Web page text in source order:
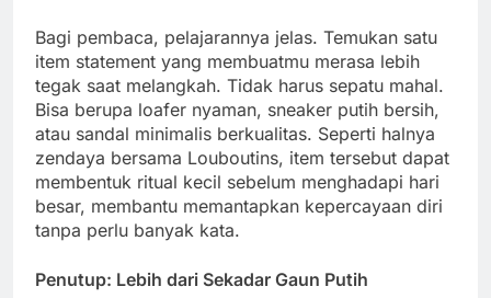
Bagi pembaca, pelajarannya jelas. Temukan satu
item statement yang membuatmu merasa lebih
tegak saat melangkah. Tidak harus sepatu mahal.
Bisa berupa loafer nyaman, sneaker putih bersih,
atau sandal minimalis berkualitas. Seperti halnya
zendaya bersama Louboutins, item tersebut dapat
membentuk ritual kecil sebelum menghadapi hari
besar, membantu memantapkan kepercayaan diri
tanpa perlu banyak kata.
Penutup: Lebih dari Sekadar Gaun Putih